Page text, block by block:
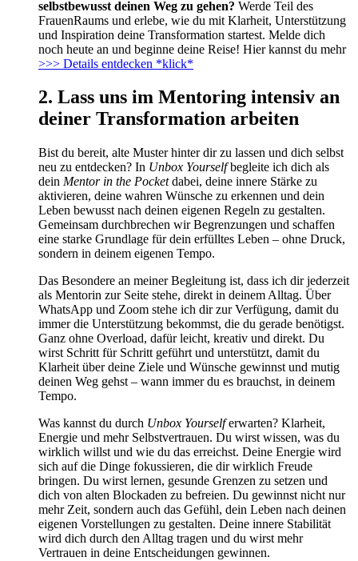
selbstbewusst deinen Weg zu gehen? Werde Teil des
FrauenRaums und erlebe, wie du mit Klarheit, Unterstützung
und Inspiration deine Transformation startest. Melde dich
noch heute an und beginne deine Reise! Hier kannst du mehr
>>> Details entdecken *klick*
2. Lass uns im Mentoring intensiv an
deiner Transformation arbeiten
Bist du bereit, alte Muster hinter dir zu lassen und dich selbst
neu zu entdecken? In Unbox Yourselfbegleite ich dich als
dein Mentor in the Pocketdabei, deine innere Stärke zu
aktivieren, deine wahren Wünsche zu erkennen und dein
Leben bewusst nach deinen eigenen Regeln zu gestalten.
Gemeinsam durchbrechen wir Begrenzungen und schaffen
eine starke Grundlage für dein erfülltes Leben – ohne Druck,
sondern in deinem eigenen Tempo.
Das Besondere an meiner Begleitung ist, dass ich dir jederzeit
als Mentorin zur Seite stehe, direkt in deinem Alltag. Über
WhatsApp und Zoom stehe ich dir zur Verfügung, damit du
immer die Unterstützung bekommst, die du gerade benötigst.
Ganz ohne Overload, dafür leicht, kreativ und direkt. Du
wirst Schritt für Schritt geführt und unterstützt, damit du
Klarheit über deine Ziele und Wünsche gewinnst und mutig
deinen Weg gehst – wann immer du es brauchst, in deinem
Tempo.
Was kannst du durch Unbox Yourselferwarten? Klarheit,
Energie und mehr Selbstvertrauen. Du wirst wissen, was du
wirklich willst und wie du das erreichst. Deine Energie wird
sich auf die Dinge fokussieren, die dir wirklich Freude
bringen. Du wirst lernen, gesunde Grenzen zu setzen und
dich von alten Blockaden zu befreien. Du gewinnst nicht nur
mehr Zeit, sondern auch das Gefühl, dein Leben nach deinen
eigenen Vorstellungen zu gestalten. Deine innere Stabilität
wird dich durch den Alltag tragen und du wirst mehr
Vertrauen in deine Entscheidungen gewinnen.